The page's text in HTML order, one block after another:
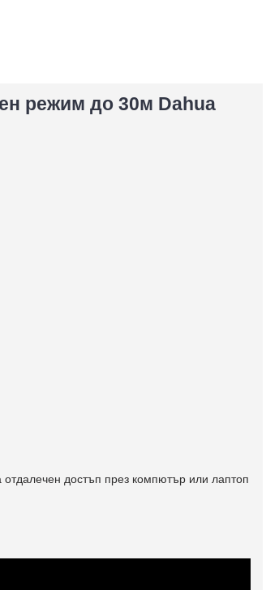
режим до 30м Dahua
достъп през компютър или лаптоп